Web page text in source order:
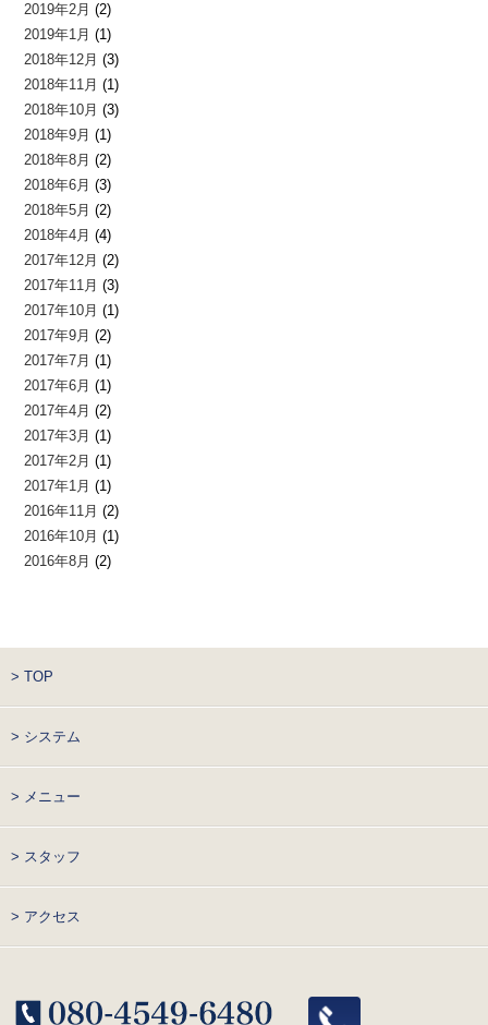
2019年2月 (2)
2019年1月 (1)
2018年12月 (3)
2018年11月 (1)
2018年10月 (3)
2018年9月 (1)
2018年8月 (2)
2018年6月 (3)
2018年5月 (2)
2018年4月 (4)
2017年12月 (2)
2017年11月 (3)
2017年10月 (1)
2017年9月 (2)
2017年7月 (1)
2017年6月 (1)
2017年4月 (2)
2017年3月 (1)
2017年2月 (1)
2017年1月 (1)
2016年11月 (2)
2016年10月 (1)
2016年8月 (2)
> TOP
> システム
> メニュー
> スタッフ
> アクセス